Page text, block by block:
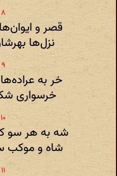
قصر و
نزل‌ها
خر به
خرسواری
شه به هر سو
شاه و موکب